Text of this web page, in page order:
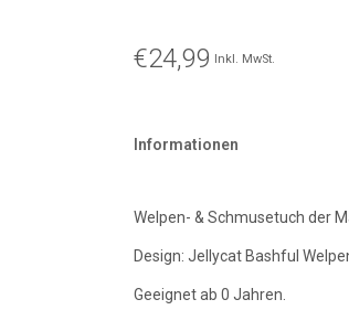
€24,99 Inkl. MwSt.
Informationen
Welpen- & Schmusetuch der
Design: Jellycat Bashful
Geeignet ab 0 Jahren.